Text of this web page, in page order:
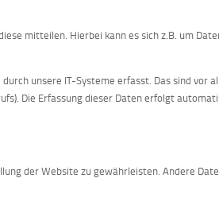
mitteilen. Hierbei kann es sich z.B. um
unsere IT-Systeme erfasst. Das sind vor
Die Erfassung dieser Daten erfolgt
der Website zu gewährleisten. Andere